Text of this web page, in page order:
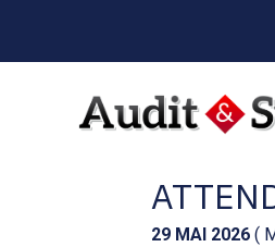
sub-
header
Aller
29 MAI 2026 (